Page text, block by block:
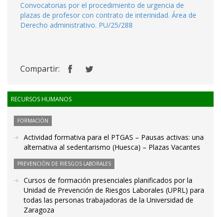
Convocatorias por el procedimiento de urgencia de
plazas de profesor con contrato de interinidad. Área de
Derecho administrativo. PU/25/288
Compartir:
RECURSOS HUMANOS
FORMACIÓN
Actividad formativa para el PTGAS – Pausas activas: una
alternativa al sedentarismo (Huesca) – Plazas Vacantes
PREVENCIÓN DE RIESGOS LABORALES
Cursos de formación presenciales planificados por la
Unidad de Prevención de Riesgos Laborales (UPRL) para
todas las personas trabajadoras de la Universidad de
Zaragoza